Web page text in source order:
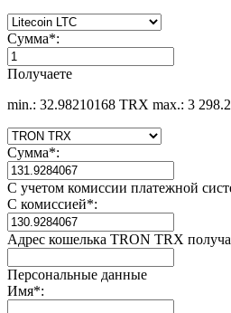
Сумма*:
Получаете
min.: 32.98210168 TRX max.: 3
Сумма*:
С учетом комиссии платежной
С комиссией*:
Адрес кошелька TRON TRX
Персональные данные
Имя*: